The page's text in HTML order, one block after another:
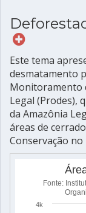
Este tema
desmatamento
Monitoramento
Legal (Prodes),
da Amazônia
áreas de
Conservação